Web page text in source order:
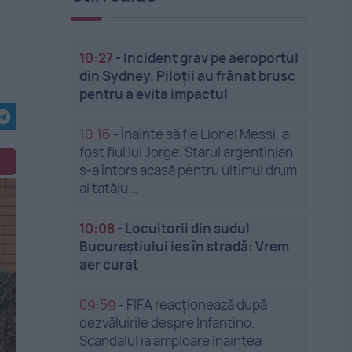
10:27 - Incident grav pe aeroportul
din Sydney. Piloții au frânat brusc
pentru a evita impactul
10:16 -Înainte să fie Lionel Messi, a
fost fiul lui Jorge. Starul argentinian
s-a întors acasă pentru ultimul drum
al tatălu...
10:08 - Locuitorii din sudul
Bucureștiului ies în stradă: Vrem
aer curat
09:59 - FIFA reacționează după
dezvăluirile despre Infantino.
Scandalul ia amploare înaintea